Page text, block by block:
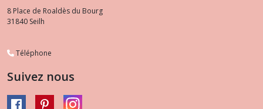
8 Place de Roaldès du Bourg
31840 Seilh
Téléphone
Suivez nous